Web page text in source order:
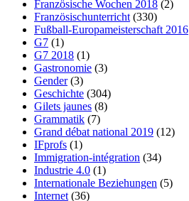
Französische Wochen 2018 (2)
Französischunterricht (330)
Fußball-Europameisterschaft 2016
G7 (1)
G7 2018 (1)
Gastronomie (3)
Gender(3)
Geschichte (304)
Gilets jaunes (8)
Grammatik (7)
Grand débat national 2019 (12)
IFprofs (1)
Immigration-intégration (34)
Industrie 4.0 (1)
Internationale Beziehungen (5)
Internet (36)